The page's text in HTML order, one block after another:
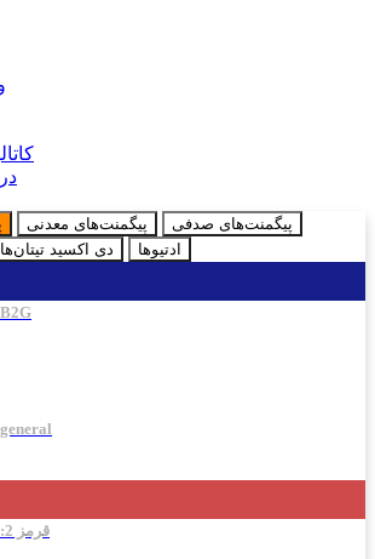
پیگمنت‌های معدنی
پیگمنت‌های صدفی
دی اکسید تیتان‌ها ادتیو‌ها
آبی 15:3 B2G
آبی 15:3 general
قرمز 48:2 مرکب